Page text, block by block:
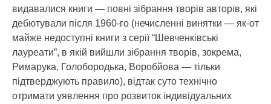
видавалися книги — повні зібрання творів авторів, які
дебютували після 1960-го (нечисленні винятки — як-от
майже недоступні книги з серії “Шевченківські
лауреати”, в якій вийшли зібрання творів, зокрема,
Римарука, Голобородька, Воробйова — тільки
підтверджують правило), відтак суто технічно
отримати уявлення про розвиток індивідуальних